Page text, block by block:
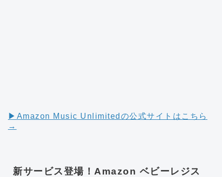
▶︎Amazon Music Unlimitedの公式サイトはこちら
→
新サービス登場！Amazon ベビーレジス